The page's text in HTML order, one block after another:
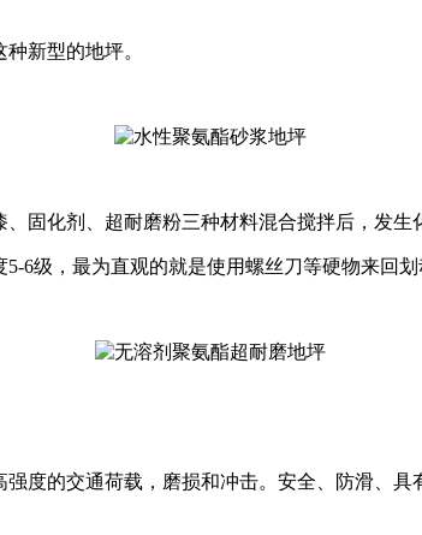
新型的地坪。
、固化剂、超耐磨粉三种材料混合搅拌后，发生
6级，最为直观的就是使用螺丝刀等硬物来回
度的交通荷载，磨损和冲击。安全、防滑、